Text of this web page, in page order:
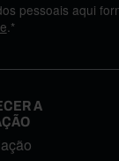
pessoais aqui
.*
A